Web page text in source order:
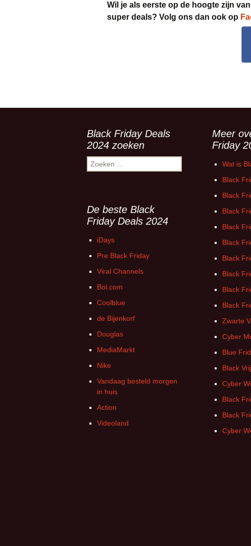
Wil je als eerste op de hoogte zijn
super deals? Volg ons dan ook op
Black Friday Deals
2024 zoeken
Zoeken
naar:
Meer
Friday
Wat is
Black
Black
Black
Black
Black
Black
Black
Black
Black
Zwarte
Cyber
Blue
Black
Cyber
Black
Black
Cyber
De beste Black
Friday Deals 2024
iDays
Pre Black Friday
Viral Channels
Bol.com
Coolblue
de Bijenkorf
Douglas
MediaMarkt
Nike
Vandaag besteld morgen
in huis
Action
Videoland